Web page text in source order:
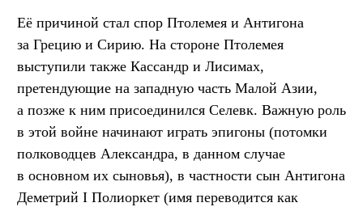
Её причиной стал спор Птолемея и Антигона
за Грецию и Сирию. На стороне Птолемея
выступили также Кассандр и Лисимах,
претендующие на западную часть Малой Азии,
а позже к ним присоединился Селевк. Важную роль
в этой войне начинают играть эпигоны (потомки
полководцев Александра, в данном случае
в основном их сыновья), в частности сын Антигона
Деметрий I Полиоркет (имя переводится как